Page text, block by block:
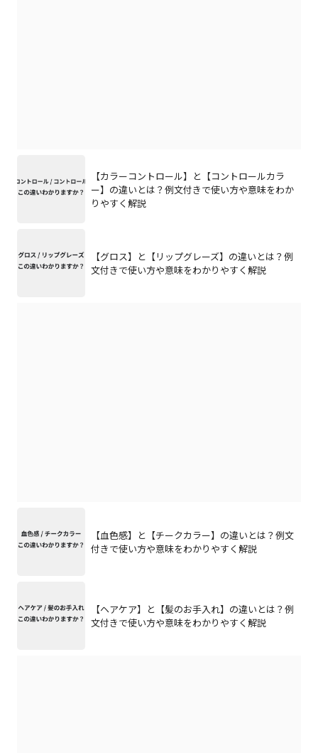
【カラーコントロール】と【コントロールカラ
ー】の違いとは？例文付きで使い方や意味をわか
りやすく解説
【グロス】と【リップグレーズ】の違いとは？例
文付きで使い方や意味をわかりやすく解説
【血色感】と【チークカラー】の違いとは？例文
付きで使い方や意味をわかりやすく解説
【ヘアケア】と【髪のお手入れ】の違いとは？例
文付きで使い方や意味をわかりやすく解説